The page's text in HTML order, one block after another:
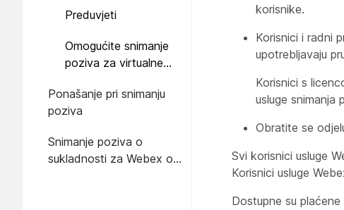
Preduvjeti
Omogućite snimanje
poziva za virtualne
Ponašanje pri snimanju
poziva
Snimanje poziva o
sukladnosti za Webex od
korisnike.
Korisnici i radni
upotrebljavaju
Korisnici s
usluge snimanja
Obratite se
Svi korisnici usluge
Korisnici usluge
Dostupne su